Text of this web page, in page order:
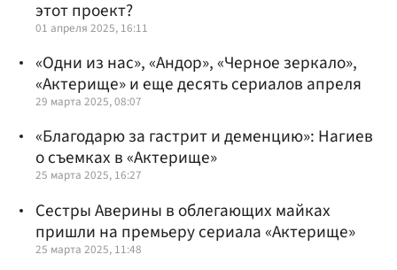
этот проект?
01 апреля 2025, 16:11
«Одни из нас», «Андор», «Черное зеркало»,
«Актерище» и еще десять сериалов апреля
29 марта 2025, 08:07
«Благодарю за гастрит и деменцию»: Нагиев
о съемках в «Актерище»
25 марта 2025, 16:27
Сестры Аверины в облегающих майках
пришли на премьеру сериала «Актерище»
25 марта 2025, 11:48